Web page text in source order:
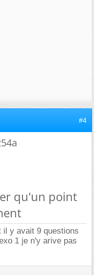
#4
qu'un point
il y avait 9 questions
1 je n'y arive pas